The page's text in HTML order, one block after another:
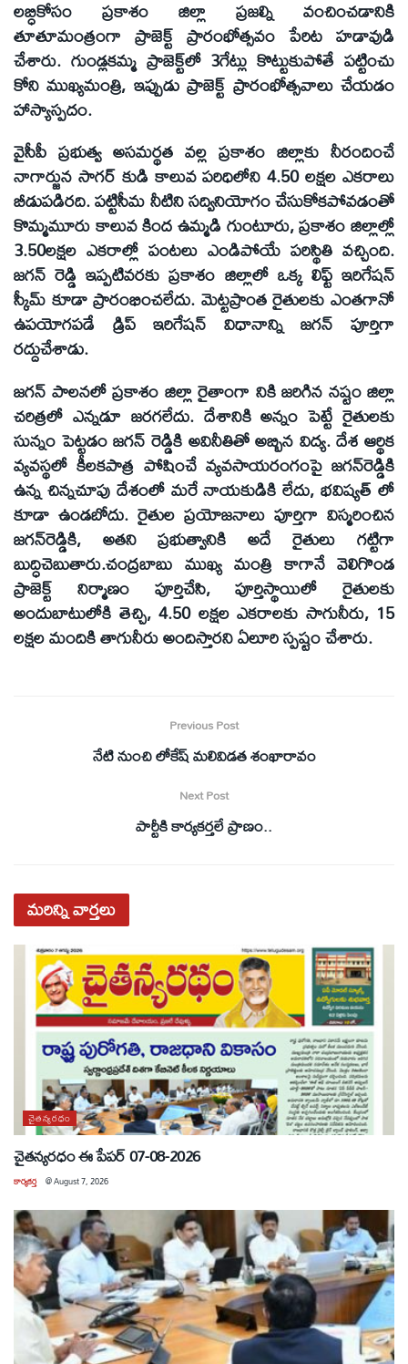
లబ్ధికోసం ప్రకాశం జిల్లా ప్రజల్ని వంచించడానికి
తూతూమంత్రంగా ప్రాజెక్ట్‌ ప్రారంభోత్సవం పేరిట హడావుడి
చేశారు. గుండ్లకమ్మ ప్రాజెక్ట్‌లో 3గేట్లు కొట్టుకుపోతే పట్టించు
కోని ముఖ్యమంత్రి, ఇప్పుడు ప్రాజెక్ట్‌ ప్రారంభోత్సవాలు చేయడం
హాస్యాస్పదం.
వైసీపీ ప్రభుత్వ అసమర్థత వల్ల ప్రకాశం జిల్లాకు నీరందించే
నాగార్జున సాగర్‌ కుడి కాలువ పరిధిలోని 4.50 లక్షల ఎకరాలు
బీడుపడిరది. పట్టిసీమ నీటిని సద్వినియోగం చేసుకోకపోవడంతో
కొమ్మమూరు కాలువ కింద ఉమ్మడి గుంటూరు, ప్రకాశం జిల్లాల్లో
3.50లక్షల ఎకరాల్లో పంటలు ఎండిపోయే పరిస్థితి వచ్చింది.
జగన్‌ రెడ్డి ఇప్పటివరకు ప్రకాశం జిల్లాలో ఒక్క లిఫ్ట్‌ ఇరిగేషన్‌
స్కీమ్‌ కూడా ప్రారంభించలేదు. మెట్టప్రాంత రైతులకు ఎంతగానో
ఉపయోగపడే డ్రిప్‌ ఇరిగేషన్‌ విధానాన్ని జగన్‌ పూర్తిగా
రద్దుచేశాడు.
జగన్‌ పాలనలో ప్రకాశం జిల్లా రైతాంగా నికి జరిగిన నష్టం జిల్లా
చరిత్రలో ఎన్నడూ జరగలేదు. దేశానికి అన్నం పెట్టే రైతులకు
సున్నం పెట్టడం జగన్‌ రెడ్డికి అవినీతితో అబ్బిన విద్య. దేశ ఆర్థిక
వ్యవస్థలో కీలకపాత్ర పోషించే వ్యవసాయరంగంపై జగన్‌రెడ్డికి
ఉన్న చిన్నచూపు దేశంలో మరే నాయకుడికి లేదు, భవిష్యత్‌ లో
కూడా ఉండబోదు. రైతుల ప్రయోజనాలు పూర్తిగా విస్మరించిన
జగన్‌రెడ్డికి, అతని ప్రభుత్వానికి అదే రైతులు గట్టిగా
బుద్ధిచెబుతారు.చంద్రబాబు ముఖ్య మంత్రి కాగానే వెలిగొండ
ప్రాజెక్ట్‌ నిర్మాణం పూర్తిచేసి, పూర్తిస్థాయిలో రైతులకు
అందుబాటులోకి తెచ్చి, 4.50 లక్షల ఎకరాలకు సాగునీరు, 15
లక్షల మందికి తాగునీరు అందిస్తారని ఏలూరి స్పష్టం చేశారు.
Previous Post
నేటి నుంచి లోకేష్‌ మలివిడత శంఖారావం
Next Post
పార్టీకి కార్యకర్తలే ప్రాణం..
మరిన్నివార్తలు
చైతన్యరధం
చైతన్యరధం ఈ పేపర్ 07-08-2026
కార్యకర్త @August 7, 2026